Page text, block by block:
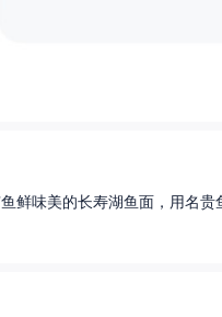
鲜味美的长寿湖鱼面，用名